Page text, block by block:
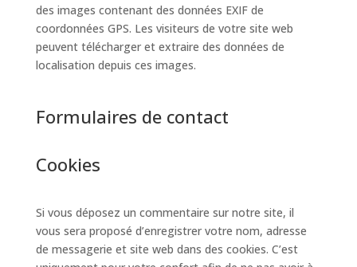
des images contenant des données EXIF de
coordonnées GPS. Les visiteurs de votre site web
peuvent télécharger et extraire des données de
localisation depuis ces images.
Formulaires de contact
Cookies
Si vous déposez un commentaire sur notre site, il
vous sera proposé d’enregistrer votre nom, adresse
de messagerie et site web dans des cookies. C’est